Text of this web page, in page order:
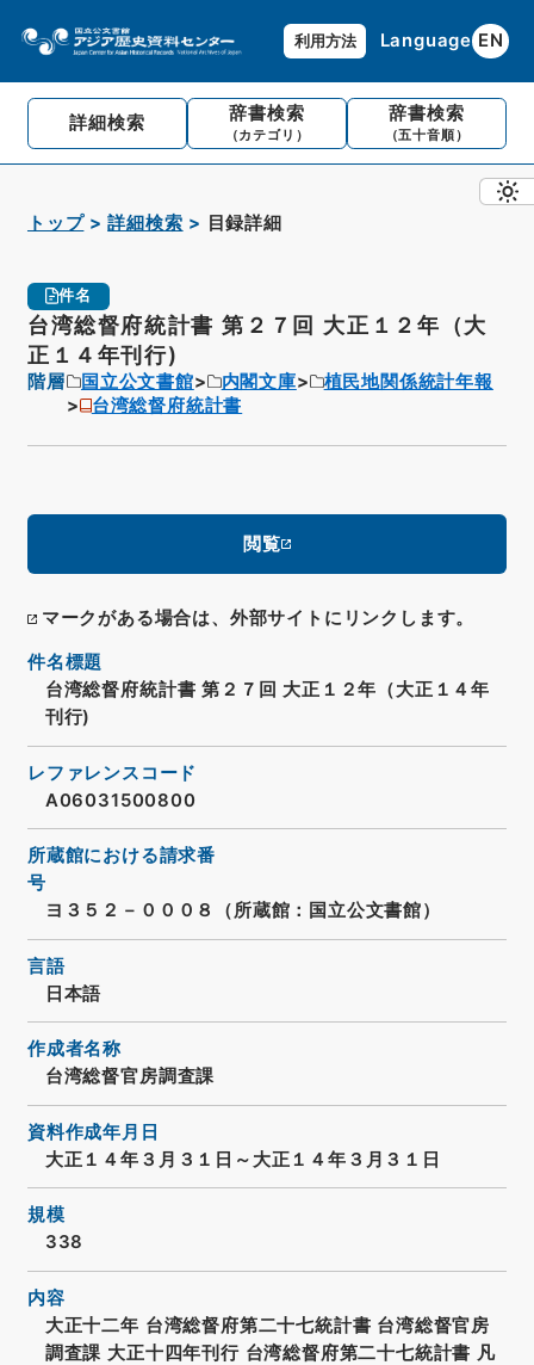
利用方法 Language EN
詳細検索 辞書検索
（カテゴリ）
辞書検索
（五十音順）
トップ 詳細検索 目録詳細
件名
台湾総督府統計書 第２７回 大正１２年（大
正１４年刊行)
階層 国立公文書館 内閣文庫
植民地関係統計年報
台湾総督府統計書
閲覧
マークがある場合は、外部サイトにリンクします。
件名標題
台湾総督府統計書 第２７回 大正１２年（大正１４年
刊行)
レファレンスコード
A06031500800
所蔵館における請求番
号
ヨ３５２－０００８（所蔵館：国立公文書館）
言語
日本語
作成者名称
台湾総督官房調査課
資料作成年月日
大正１４年３月３１日～大正１４年３月３１日
規模
338
内容
大正十二年 台湾総督府第二十七統計書 台湾総督官房
調査課 大正十四年刊行 台湾総督府第二十七統計書 凡